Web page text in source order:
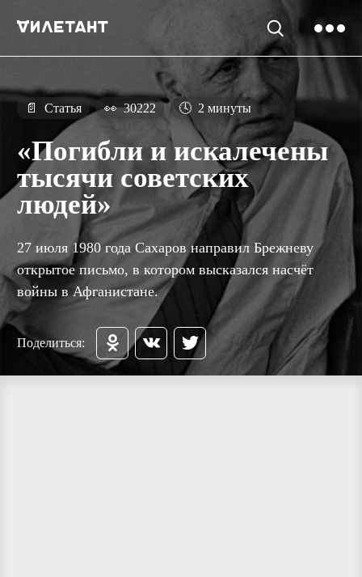
📄 Статья 👀 30222 🕓 2 минуты
«Погибли и искалечены
тысячи советских
людей»
27 июля 1980 года Сахаров направил Брежневу
открытое письмо, в котором высказался насчёт
войны в Афганистане.
Поделиться: